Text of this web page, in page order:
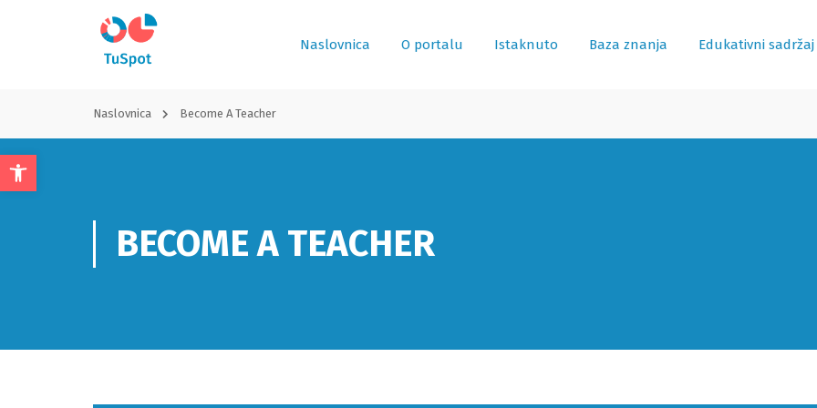
Open
Naslovnica O portalu Istaknuto Baza znanja Edukativni sadržaj
Naslovnica Become A Teacher
BECOME A TEACHER